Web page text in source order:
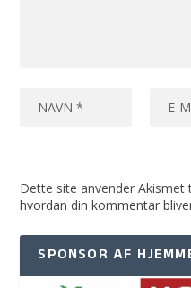
Dette site anvender Akismet
hvordan din kommentar
SPONSOR AF